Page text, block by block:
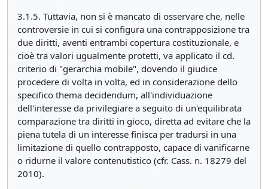
3.1.5. Tuttavia, non si è mancato di osservare che, nelle
controversie in cui si configura una contrapposizione tra
due diritti, aventi entrambi copertura costituzionale, e
cioè tra valori ugualmente protetti, va applicato il cd.
criterio di "gerarchia mobile", dovendo il giudice
procedere di volta in volta, ed in considerazione dello
specifico thema decidendum, all'individuazione
dell'interesse da privilegiare a seguito di un'equilibrata
comparazione tra diritti in gioco, diretta ad evitare che la
piena tutela di un interesse finisca per tradursi in una
limitazione di quello contrapposto, capace di vanificarne
o ridurne il valore contenutistico (cfr. Cass. n. 18279 del
2010).